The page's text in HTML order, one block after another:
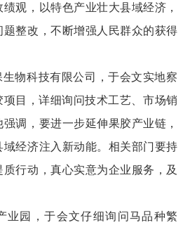
观，以特色产业壮大县域经济，
题整改，不断增强人民群众的获得
物科技有限公司，于会文实地察
项目，详细询问技术工艺、市场销
调，要进一步延伸果胶产业链，
经济注入新动能。相关部门要持
行动，真心实意为企业服务，及
业园，于会文仔细询问马品种繁